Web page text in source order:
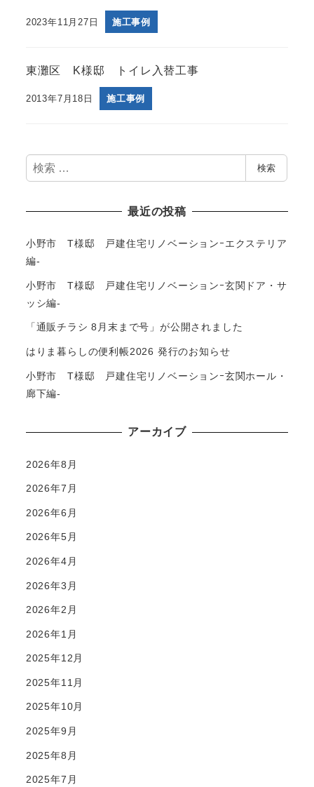
2023年11月27日 施工事例
東灘区 K様邸 トイレ入替工事
2013年7月18日 施工事例
検
索
検索
最近の投稿
小野市 T様邸 戸建住宅リノベーションｰエクステリア
編-
小野市 T様邸 戸建住宅リノベーションｰ玄関ドア・サ
ッシ編-
「通販チラシ 8月末まで号」が公開されました
はりま暮らしの便利帳2026 発行のお知らせ
小野市 T様邸 戸建住宅リノベーションｰ玄関ホール・
廊下編-
アーカイブ
2026年8月
2026年7月
2026年6月
2026年5月
2026年4月
2026年3月
2026年2月
2026年1月
2025年12月
2025年11月
2025年10月
2025年9月
2025年8月
2025年7月